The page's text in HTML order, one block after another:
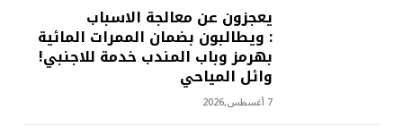
يعجزون عن معالجة الاسباب
: ويطالبون بضمان الممرات المائية
بهرمز وباب المندب خدمة للاجنبي!
وائل المياحي
7 أغسطس,2026